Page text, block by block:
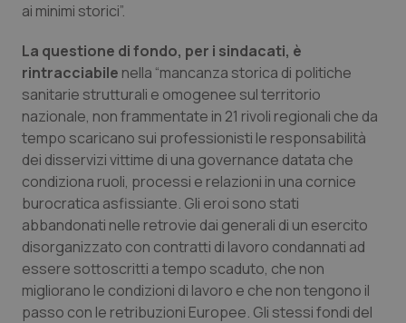
Tiroide
Tumore al seno
Tumore ovarico
Tumori del Polmone & Testa Collo
Tumori gastrointestinali
Ulcera & Reflusso
Vaccini
ai minimi storici”.
La questione di fondo, per i sindacati, è
rintracciabile nella “mancanza storica di politiche
sanitarie strutturali e omogenee sul territorio
nazionale, non frammentate in 21 rivoli regionali che da
tempo scaricano sui professionisti le responsabilità
dei disservizi vittime di una governance datata che
condiziona ruoli, processi e relazioni in una cornice
burocratica asfissiante. Gli eroi sono stati
abbandonati nelle retrovie dai generali di un esercito
disorganizzato con contratti di lavoro condannati ad
essere sottoscritti a tempo scaduto, che non
migliorano le condizioni di lavoro e che non tengono il
passo con le retribuzioni Europee. Gli stessi fondi del